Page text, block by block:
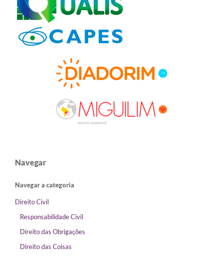
Navegar
Navegar a categoria
Direito Civil
Responsabilidade Civil
Direito das Obrigações
Direito das Coisas